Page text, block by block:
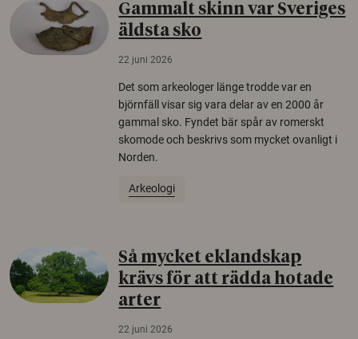
Gammalt skinn var Sveriges
äldsta sko
22 juni 2026
Det som arkeologer länge trodde var en
björnfäll visar sig vara delar av en 2000 år
gammal sko. Fyndet bär spår av romerskt
skomode och beskrivs som mycket ovanligt i
Norden.
Arkeologi
Så mycket eklandskap
krävs för att rädda hotade
arter
22 juni 2026